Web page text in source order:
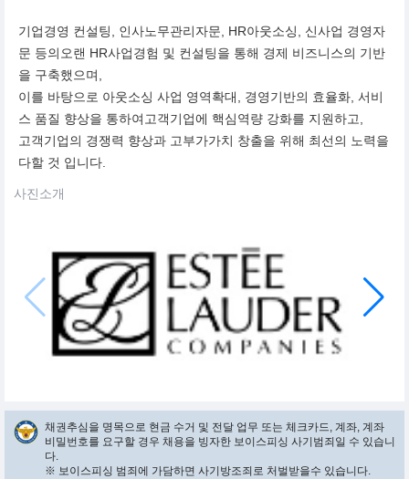
기업경영 컨설팅, 인사노무관리자문, HR아웃소싱, 신사업 경영자
문 등의오랜 HR사업경험 및 컨설팅을 통해 경제 비즈니스의 기반
을 구축했으며,
이를 바탕으로 아웃소싱 사업 영역확대, 경영기반의 효율화, 서비
스 품질 향상을 통하여고객기업에 핵심역량 강화를 지원하고,
고객기업의 경쟁력 향상과 고부가가치 창출을 위해 최선의 노력을
다할 것 입니다.
사진소개
채권추심을 명목으로 현금 수거 및 전달 업무 또는 체크카드, 계좌, 계좌
비밀번호를 요구할 경우 채용을 빙자한 보이스피싱 사기범죄일 수 있습니
다.
※ 보이스피싱 범죄에 가담하면 사기방조죄로 처벌받을수 있습니다.